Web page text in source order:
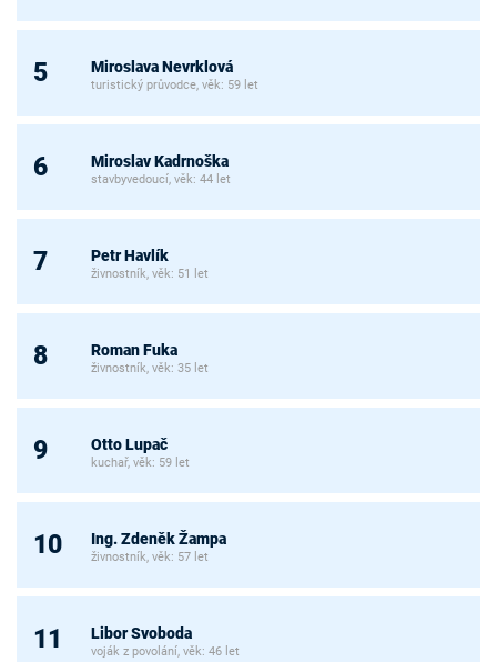
5 Miroslava Nevrklová
turistický průvodce, věk: 59 let
6 Miroslav Kadrnoška
stavbyvedoucí, věk: 44 let
7 Petr Havlík
živnostník, věk: 51 let
8 Roman Fuka
živnostník, věk: 35 let
9 Otto Lupač
kuchař, věk: 59 let
10 Ing. Zdeněk Žampa
živnostník, věk: 57 let
11 Libor Svoboda
voják z povolání, věk: 46 let